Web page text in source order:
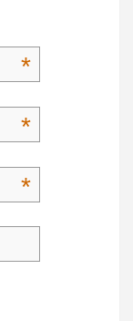
*
*
*